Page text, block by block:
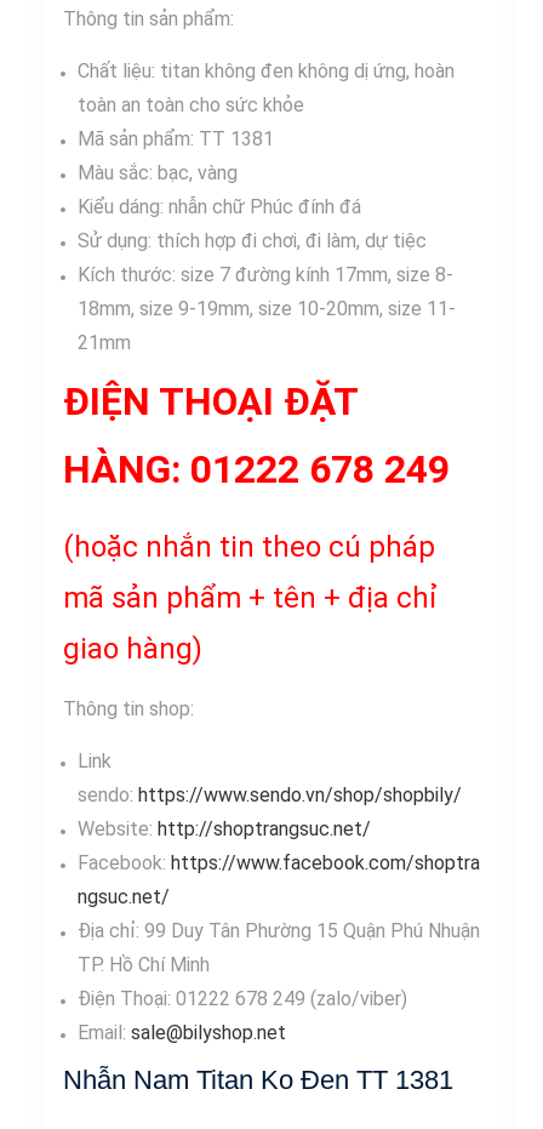
Thông tin sản phẩm:
Chất liệu: titan không đen không dị ứng, hoàn
toàn an toàn cho sức khỏe
Mã sản phẩm: TT 1381
Màu sắc: bạc, vàng
Kiểu dáng: nhẫn chữ Phúc đính đá
Sử dụng: thích hợp đi chơi, đi làm, dự tiệc
Kích thước: size 7 đường kính 17mm, size 8-
18mm, size 9-19mm, size 10-20mm, size 11-
21mm
ĐIỆN THOẠI ĐẶT
HÀNG: 01222 678 249
(hoặc nhắn tin theo cú pháp
mã sản phẩm + tên + địa chỉ
giao hàng)
Thông tin shop:
Link
sendo: https://www.sendo.vn/shop/shopbily/
Website: http://shoptrangsuc.net/
Facebook: https://www.facebook.com/shoptra
ngsuc.net/
Địa chỉ: 99 Duy Tân Phường 15 Quận Phú Nhuận
TP. Hồ Chí Minh
Điện Thoại: 01222 678 249 (zalo/viber)
Email: sale@bilyshop.net
Nhẫn Nam Titan Ko Đen TT 1381